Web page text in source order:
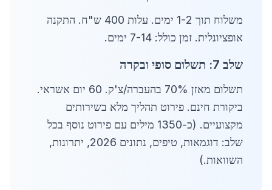
משלוח תוך 1-2 ימים. עלות 400 ש"ח. התקנה
אופציונלית. זמן כולל: 7-14 ימים.
שלב 7: תשלום סופי ובקרה
תשלום מאזן 70% בהעברה/צ'ק. 60 יום אשראי.
ביקורת חינם. פירוט תהליך מלא בשירותים
מקצועיים. (כ-1350 מילים עם פירוט נוסף בכל
שלב: דוגמאות, טיפים, נתונים 2026, יתרונות,
השוואות.)